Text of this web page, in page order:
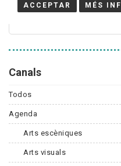
Canals
Todos
Agenda
Arts escèniques
Arts visuals
ACCEPTAR MÉS